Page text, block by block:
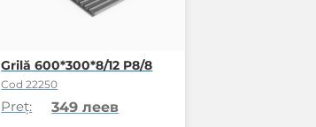
Grilă 600*300*8/12 P8/8
Cod 22250
Preț: 349 леев